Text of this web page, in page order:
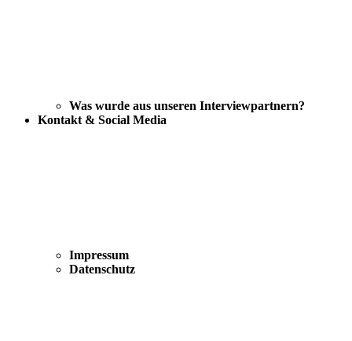
Was wurde aus unseren Interviewpartnern?
Kontakt & Social Media
Impressum
Datenschutz